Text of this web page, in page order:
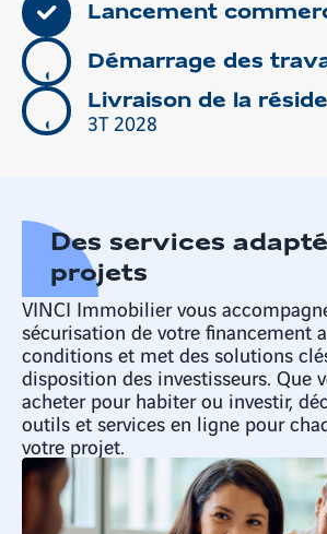
Lancement
Démarrage des
Livraison de la
3T 2028
Des services
projets
VINCI Immobilier vous
sécurisation de votre financement
conditions et met des solutions
disposition des investisseurs. Que
acheter pour habiter ou investir,
outils et services en ligne pour
votre projet.